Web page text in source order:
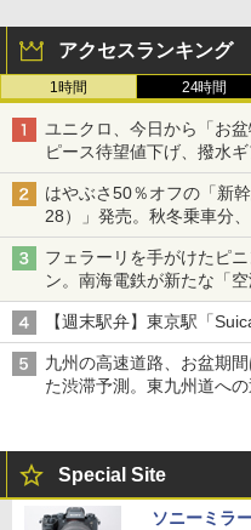
アクセスランキング
1時間 24時間
ユニクロ、今日から「お
ピース待望値下げ、撥水
はやぶさ50％オフの「新
28）」発売。秋冬乗車分
フェラーリを手がけたピ
ン。南海電鉄が新たな「
【週末駅弁】東京駅「
九州の高速道路、お盆期
た渋滞予測。東九州道へ
Special Site
ソニーミラ